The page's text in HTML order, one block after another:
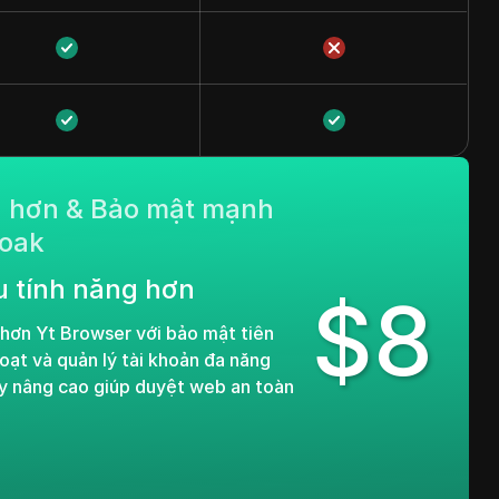
& Bảo mật mạnh
tính năng hơn
Yt Browser với bảo mật tiên
và quản lý tài khoản đa năng
nâng cao giúp duyệt web an toàn
$8